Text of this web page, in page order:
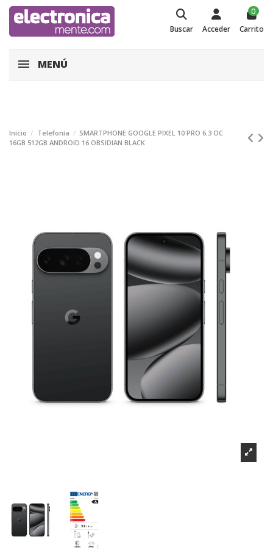
Buscar Acceder
0
Carrito
MENÚ
Inicio Telefonía
SMARTPHONE GOOGLE PIXEL 10 PRO 6.3 OC
16GB 512GB ANDROID 16 OBSIDIAN BLACK